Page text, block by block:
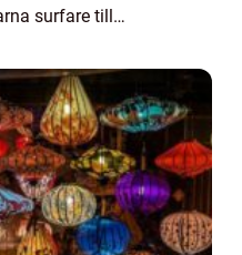
surfare till